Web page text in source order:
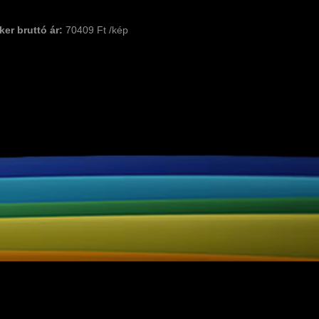
bruttó ár: 70409 Ft /kép